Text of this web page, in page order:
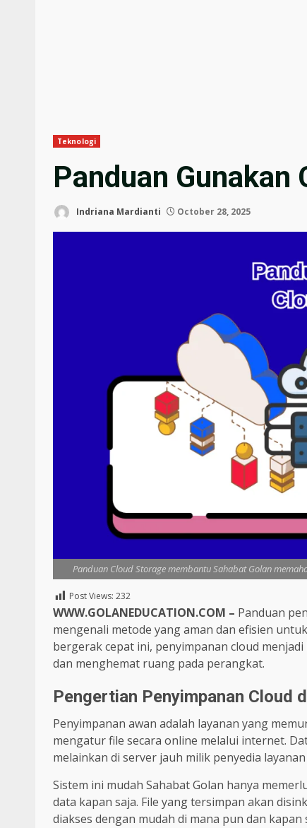
Teknologi
Panduan Gunakan
Indriana Mardianti October 28, 2025
Panduan Cloud Storage membantu Sahabat Golan
Post Views: 232
WWW.GOLANEDUCATION.COM – Panduan
mengenali metode yang aman dan efisien
bergerak cepat ini, penyimpanan cloud
dan menghemat ruang pada perangkat.
Pengertian Penyimpanan Cloud
Penyimpanan awan adalah layanan yang
mengatur file secara online melalui internet.
melainkan di server jauh milik penyedia layanan
Sistem ini mudah Sahabat Golan hanya
data kapan saja. File yang tersimpan akan
diakses dengan mudah di mana pun dan kapan